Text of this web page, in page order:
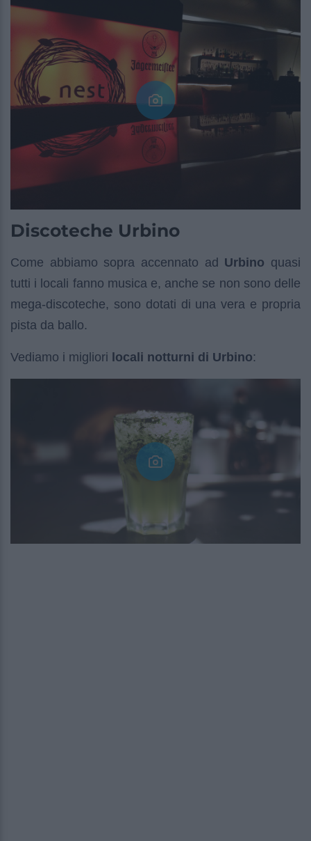
Discoteche Urbino
Come abbiamo sopra accennato ad Urbino quasi
tutti i locali fanno musica e, anche se non sono delle
mega-discoteche, sono dotati di una vera e propria
pista da ballo.
Vediamo i migliori locali notturni di Urbino: